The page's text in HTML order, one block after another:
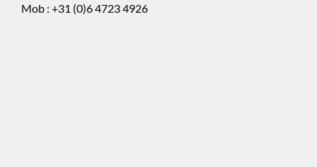
Mob : +31 (0)6 4723 4926